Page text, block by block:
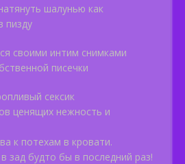
шалунью как
пизду
своими интим снимками
писечки
сексик
ценящих нежность и
к потехам в кровати.
зад будто бы в последний раз!